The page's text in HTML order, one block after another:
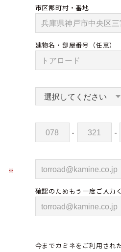
市区郡町村・番地
建物名・部屋番号 （任意）
- -
※
確認のためもう一度ご入力
今までカミネをご利用され